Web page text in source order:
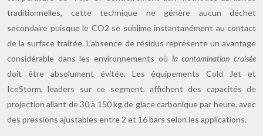
traditionnelles, cette technique ne génère aucun déchet
secondaire puisque le CO2 se sublime instantanément au contact
de la surface traitée. L’absence de résidus représente un avantage
considérable dans les environnements où la contamination croisée
doit être absolument évitée. Les équipements Cold Jet et
IceStorm, leaders sur ce segment, affichent des capacités de
projection allant de 30 à 150 kg de glace carbonique par heure, avec
des pressions ajustables entre 2 et 16 bars selon les applications.